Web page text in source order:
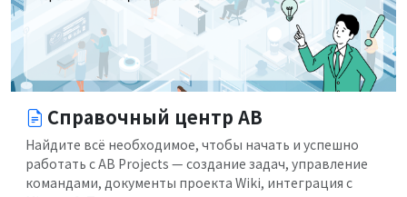
Справочный центр AB
Найдите всё необходимое, чтобы начать и успешно
работать с AB Projects — создание задач, управление
командами, документы проекта Wiki, интеграция с